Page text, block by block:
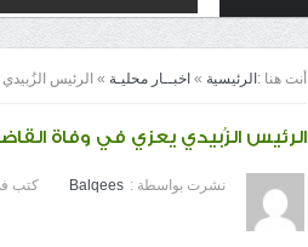
أنت هنا : الرئيسية » اخبــار محليـة » الرئيس
الرئيس الزُبيدي يعزي في وفاة
نشرت بواسطة : Balqees كتب